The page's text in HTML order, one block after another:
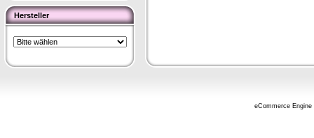
Hersteller
eCommerce